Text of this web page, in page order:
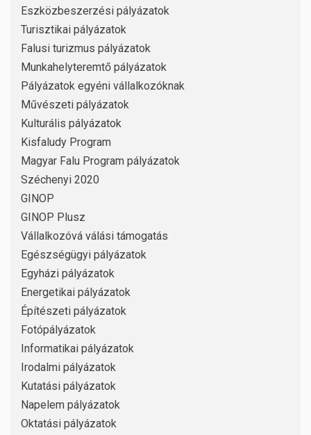
Eszközbeszerzési pályázatok
Turisztikai pályázatok
Falusi turizmus pályázatok
Munkahelyteremtő pályázatok
Pályázatok egyéni vállalkozóknak
Művészeti pályázatok
Kulturális pályázatok
Kisfaludy Program
Magyar Falu Program pályázatok
Széchenyi 2020
GINOP
GINOP Plusz
Vállalkozóvá válási támogatás
Egészségügyi pályázatok
Egyházi pályázatok
Energetikai pályázatok
Építészeti pályázatok
Fotópályázatok
Informatikai pályázatok
Irodalmi pályázatok
Kutatási pályázatok
Napelem pályázatok
Oktatási pályázatok